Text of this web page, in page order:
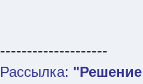
--------------------
Рассылка: